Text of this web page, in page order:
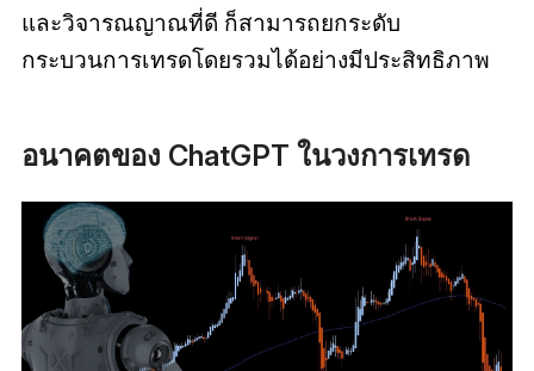
และวิจารณญาณที่ดี ก็สามารถยกระดับ
กระบวนการเทรดโดยรวมได้อย่างมีประสิทธิภาพ
อนาคตของ ChatGPT ในวงการเทรด